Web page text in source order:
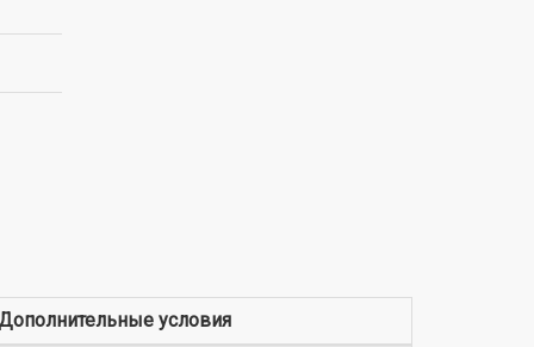
условия